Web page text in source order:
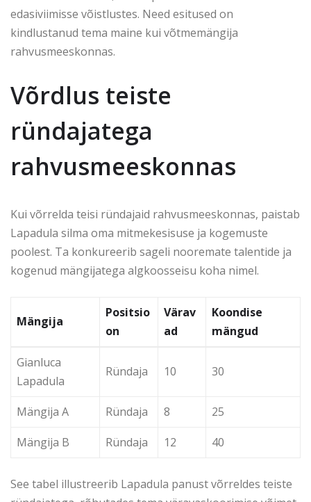
edasiviimisse võistlustes. Need esitused on
kindlustanud tema maine kui võtmemängija
rahvusmeeskonnas.
Võrdlus teiste
ründajatega
rahvusmeeskonnas
Kui võrrelda teisi ründajaid rahvusmeeskonnas, paistab
Lapadula silma oma mitmekesisuse ja kogemuste
poolest. Ta konkureerib sageli nooremate talentide ja
kogenud mängijatega algkoosseisu koha nimel.
Mängija
Positsio
on
Värav
ad
Koondise
mängud
Gianluca
Lapadula
Ründaja 10 30
Mängija A Ründaja 8
25
Mängija B
Ründaja 12 40
See tabel illustreerib Lapadula panust võrreldes teiste